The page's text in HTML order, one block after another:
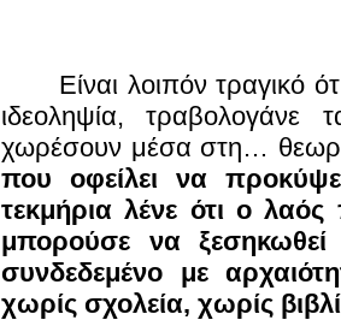
Είναι λοιπόν τραγικό
ιδεοληψία, τραβολογάνε
χωρέσουν μέσα στη…
που οφείλει να
τεκμήρια λένε ότι ο λαός
μπορούσε να
συνδεδεμένο με
χωρίς σχολεία, χωρίς